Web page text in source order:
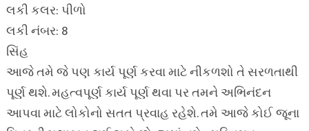
લકી કલર: પીળો
લકી નંબર: 8
સિંહ
આજે તમે જે પણ કાર્ય પૂર્ણ કરવા માટે નીકળશો તે સરળતાથી
પૂર્ણ થશે. મહત્વપૂર્ણ કાર્ય પૂર્ણ થવા પર તમને અભિનંદન
આપવા માટે લોકોનો સતત પ્રવાહ રહેશે. તમે આજે કોઈ જૂના